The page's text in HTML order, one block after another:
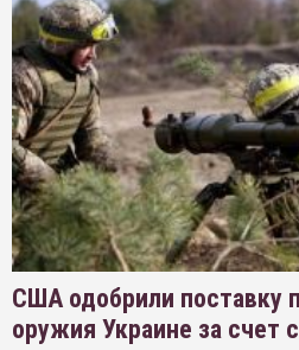
США одобрили поставку
оружия Украине за счет